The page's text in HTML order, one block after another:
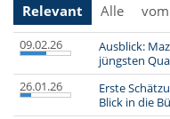
Relevant Alle
09.02.26
Ausblick:
jüngsten
26.01.26
Erste
Blick in die